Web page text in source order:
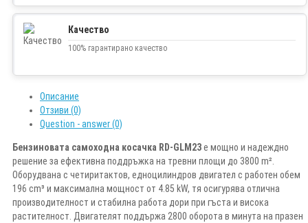
Качество
100% гарантирано качество
Описание
Отзиви (0)
Question - answer (0)
Бензиновата самоходна косачка RD-GLM23е мощно и надеждно
решение за ефективна поддръжка на тревни площи до 3800 m².
Оборудвана с четиритактов, едноцилиндров двигател с работен обем
196 cm³ и максимална мощност от 4.85 kW, тя осигурява отлична
производителност и стабилна работа дори при гъста и висока
растителност. Двигателят поддържа 2800 оборота в минута на празен